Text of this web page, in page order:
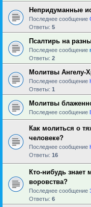
Непридуманные
Последнее сообщение
Ответы: 5
Псалтирь на
Последнее сообщение
Ответы: 2
Молитвы Ангелу-
Последнее сообщение
Ответы: 1
Молитвы
Последнее сообщение
Как молиться о
человеке?
Последнее сообщение
Ответы: 16
Кто-нибудь
воровства?
Последнее сообщение
Ответы: 6